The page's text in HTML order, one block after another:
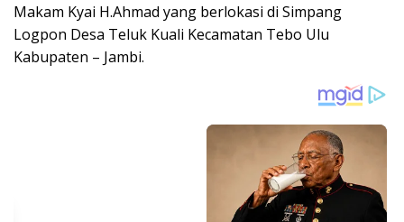
Makam Kyai H.Ahmad yang berlokasi di Simpang
Logpon Desa Teluk Kuali Kecamatan Tebo Ulu
Kabupaten – Jambi.